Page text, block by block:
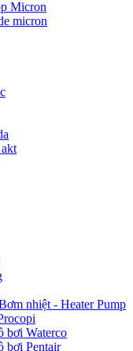
Micron
micron
nhiệt - Heater Pump
bơi Waterco
bơi Pentair